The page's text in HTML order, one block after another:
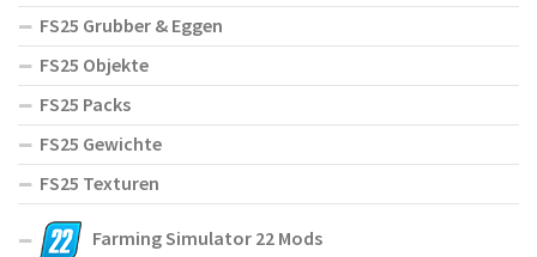
FS25 Grubber & Eggen
FS25 Objekte
FS25 Packs
FS25 Gewichte
FS25 Texturen
Farming Simulator 22 Mods